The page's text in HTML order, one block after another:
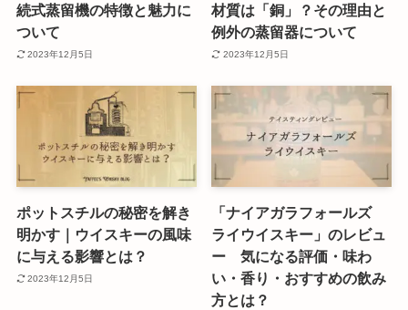
続式蒸留機の特徴と魅力に
ついて
2023年12月5日
材質は「銅」？その理由と
例外の蒸留器について
2023年12月5日
ポットスチルの秘密を解き
明かす｜ウイスキーの風味
に与える影響とは？
2023年12月5日
「ナイアガラフォールズ
ライウイスキー」のレビュ
ー 気になる評価・味わ
い・香り・おすすめの飲み
方とは？